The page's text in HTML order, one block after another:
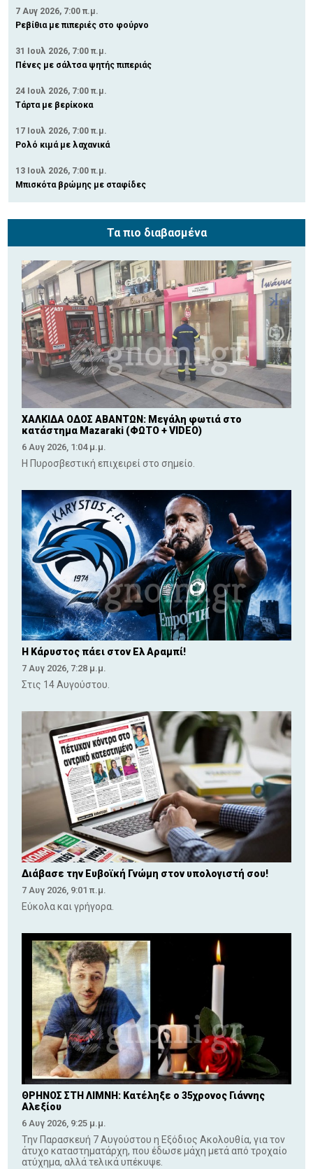
7 Αυγ 2026, 7:00 π.μ.
Ρεβίθια με πιπεριές στο φούρνο
31 Ιουλ 2026, 7:00 π.μ.
Πένες με σάλτσα ψητής πιπεριάς
24 Ιουλ 2026, 7:00 π.μ.
Τάρτα με βερίκοκα
17 Ιουλ 2026, 7:00 π.μ.
Ρολό κιμά με λαχανικά
13 Ιουλ 2026, 7:00 π.μ.
Μπισκότα βρώμης με σταφίδες
Τα πιο διαβασμένα
ΧΑΛΚΙΔΑ ΟΔΟΣ ΑΒΑΝΤΩΝ: Μεγάλη φωτιά στο
κατάστημα Mazaraki (ΦΩΤΟ + VIDEO)
6 Αυγ 2026, 1:04 μ.μ.
Η Πυροσβεστική επιχειρεί στο σημείο.
Η Κάρυστος πάει στον Ελ Αραμπί!
7 Αυγ 2026, 7:28 μ.μ.
Στις 14 Αυγούστου.
Διάβασε την Ευβοϊκή Γνώμη στον υπολογιστή σου!
7 Αυγ 2026, 9:01 π.μ.
Εύκολα και γρήγορα.
ΘΡΗΝΟΣ ΣΤΗ ΛΙΜΝΗ: Κατέληξε ο 35χρονος Γιάννης
Αλεξίου
6 Αυγ 2026, 9:25 μ.μ.
Την Παρασκευή 7 Αυγούστου η Εξόδιος Ακολουθία, για τον
άτυχο καταστηματάρχη, που έδωσε μάχη μετά από τροχαίο
ατύχημα, αλλά τελικά υπέκυψε.